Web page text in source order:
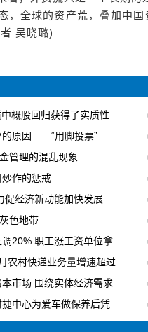
，全球的资产荒，叠加中
吴晓璐)
股回归获得了实质性的进展
的原因——“用脚投票”
管理的混乱现象
作的惩戒
促经济新动能加快发展
色地带
职工涨工资单位拿补贴
增速超过30% 日均快件处理量达1.6亿件
绕实体经济需求进行数字化创新
爱车做保养后凭空出现大修记录